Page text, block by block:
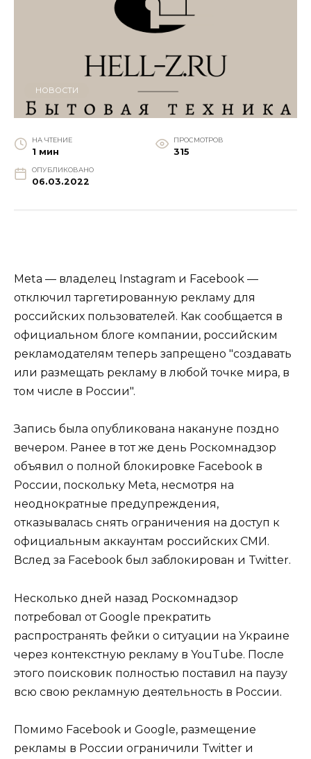
НОВОСТИ
НА ЧТЕНИЕ
1 мин
ПРОСМОТРОВ
315
ОПУБЛИКОВАНО
06.03.2022
Meta — владелец Instagram и Facebook —
отключил таргетированную рекламу для
российских пользователей. Как сообщается в
официальном блоге компании, российским
рекламодателям теперь запрещено "создавать
или размещать рекламу в любой точке мира, в
том числе в России".
Запись была опубликована накануне поздно
вечером. Ранее в тот же день Роскомнадзор
объявил о полной блокировке Facebook в
России, поскольку Meta, несмотря на
неоднократные предупреждения,
отказывалась снять ограничения на доступ к
официальным аккаунтам российских СМИ.
Вслед за Facebook был заблокирован и Twitter.
Несколько дней назад Роскомнадзор
потребовал от Google прекратить
распространять фейки о ситуации на Украине
через контекстную рекламу в YouTube. После
этого поисковик полностью поставил на паузу
всю свою рекламную деятельность в России.
Помимо Facebook и Google, размещение
рекламы в России ограничили Twitter и